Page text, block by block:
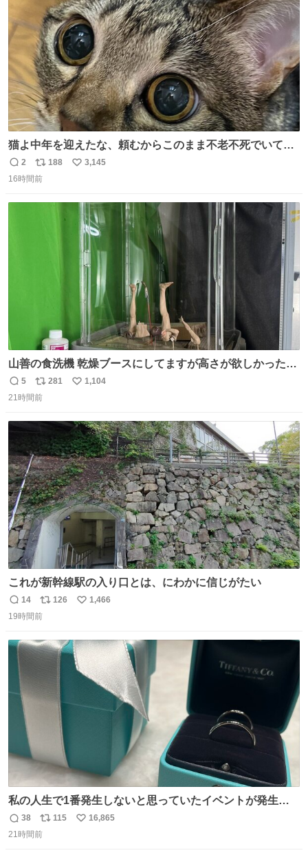
猫よ中年を迎えたな、頼むからこのまま不老不死でいてく
れ…と願ってから、いや人間の家族が死に絶えて猫だけこ
の世に置いていくなんてひどいことはできない…と思って
愛がられて困ることもなかろうなと思ったのでやっぱり猫
よ不老不死でいてくれ
返
信
2
リ
ポ
188
い
数
3,145
16時間前
山善の食洗機 乾燥ブースにしてますが高さが欲しかったの
でコレクションケースを置くだけのツルセコ改造 扉が手前
に開き天井の温度もしっかり上がるのでかなり使いやすく
返
信
5
リ
ポ
数
281
い
数
1,104
21時間前
これが新幹線駅の入り口とは、にわかに信じがたい
返
信
14
リ
ポ
ト
126
い
数
1,466
19時間前
私の人生で1番発生しないと思っていたイベントが発生し
ました
返
信
38
リ
ポ
115
い
16,865
21時間前